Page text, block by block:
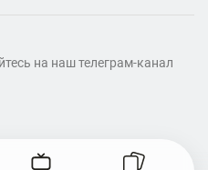
на наш телеграм-канал